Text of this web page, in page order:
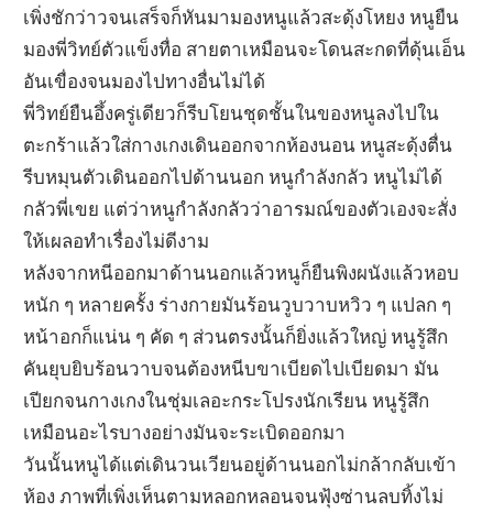
เพิ่งชักว่าวจนเสร็จก็หันมามองหนูแล้วสะดุ้งโหยง หนูยืน
มองพี่วิทย์ตัวแข็งทื่อ สายตาเหมือนจะโดนสะกดที่ดุ้นเอ็น
อันเขื่องจนมองไปทางอื่นไม่ได้
พี่วิทย์ยืนอึ้งครู่เดียวก็รีบโยนชุดชั้นในของหนูลงไปใน
ตะกร้าแล้วใส่กางเกงเดินออกจากห้องนอน หนูสะดุ้งตื่น
รีบหมุนตัวเดินออกไปด้านนอก หนูกำลังกลัว หนูไม่ได้
กลัวพี่เขย แต่ว่าหนูกำลังกลัวว่าอารมณ์ของตัวเองจะสั่ง
ให้เผลอทำเรื่องไม่ดีงาม
หลังจากหนีออกมาด้านนอกแล้วหนูก็ยืนพิงผนังแล้วหอบ
หนัก ๆ หลายครั้ง ร่างกายมันร้อนวูบวาบหวิว ๆ แปลก ๆ
หน้าอกก็แน่น ๆ คัด ๆ ส่วนตรงนั้นก็ยิ่งแล้วใหญ่ หนูรู้สึก
คันยุบยิบร้อนวาบจนต้องหนีบขาเบียดไปเบียดมา มัน
เปียกจนกางเกงในชุ่มเลอะกระโปรงนักเรียน หนูรู้สึก
เหมือนอะไรบางอย่างมันจะระเบิดออกมา
วันนั้นหนูได้แต่เดินวนเวียนอยู่ด้านนอกไม่กล้ากลับเข้า
ห้อง ภาพที่เพิ่งเห็นตามหลอกหลอนจนฟุ้งซ่านลบทิ้งไม่